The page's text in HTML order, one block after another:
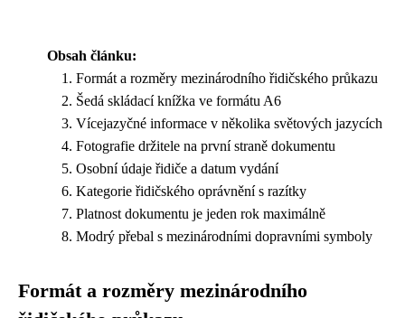
Obsah článku:
Formát a rozměry mezinárodního řidičského průkazu
Šedá skládací knížka ve formátu A6
Vícejazyčné informace v několika světových jazycích
Fotografie držitele na první straně dokumentu
Osobní údaje řidiče a datum vydání
Kategorie řidičského oprávnění s razítky
Platnost dokumentu je jeden rok maximálně
Modrý přebal s mezinárodními dopravními symboly
Formát a rozměry mezinárodního